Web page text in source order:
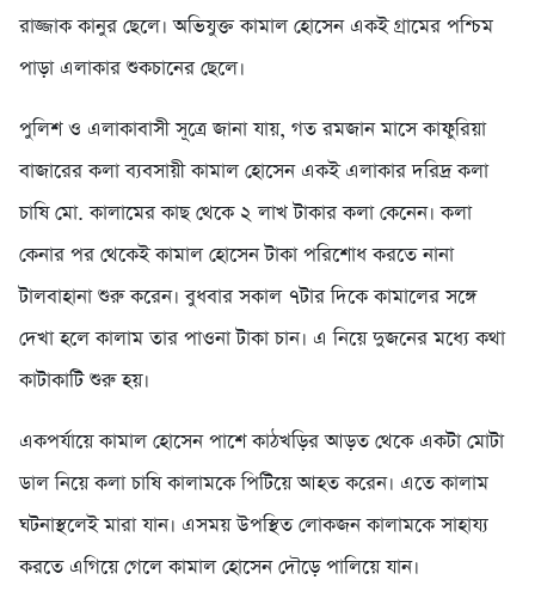
রাজ্জাক কানুর ছেলে। অভিযুক্ত কামাল হোসেন একই গ্রামের পশ্চিম
পাড়া এলাকার শুকচানের ছেলে।
পুলিশ ও এলাকাবাসী সূত্রে জানা যায়, গত রমজান মাসে কাফুরিয়া
বাজারের কলা ব্যবসায়ী কামাল হোসেন একই এলাকার দরিদ্র কলা
চাষি মো. কালামের কাছ থেকে ২ লাখ টাকার কলা কেনেন। কলা
কেনার পর থেকেই কামাল হোসেন টাকা পরিশোধ করতে নানা
টালবাহানা শুরু করেন। বুধবার সকাল ৭টার দিকে কামালের সঙ্গে
দেখা হলে কালাম তার পাওনা টাকা চান। এ নিয়ে দুজনের মধ্যে কথা
কাটাকাটি শুরু হয়।
একপর্যায়ে কামাল হোসেন পাশে কাঠখড়ির আড়ত থেকে একটা মোটা
ডাল নিয়ে কলা চাষি কালামকে পিটিয়ে আহত করেন। এতে কালাম
ঘটনাস্থলেই মারা যান। এসময় উপস্থিত লোকজন কালামকে সাহায্য
করতে এগিয়ে গেলে কামাল হোসেন দৌড়ে পালিয়ে যান।